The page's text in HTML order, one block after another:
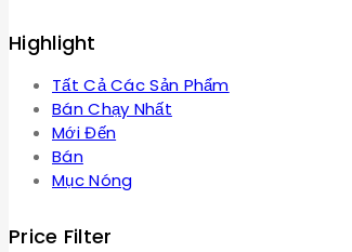
Highlight
Tất Cả Các Sản Phẩm
Bán Chạy Nhất
Mới Đến
Bán
Mục Nóng
Price Filter